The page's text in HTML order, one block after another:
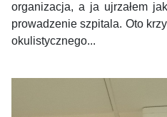
organizacja, a ja ujrzałem
prowadzenie szpitala. Oto
okulistycznego...